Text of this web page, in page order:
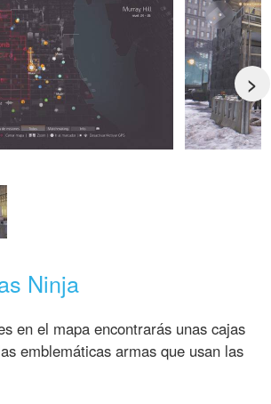
>
Ninja
en el mapa encontrarás unas cajas
emblemáticas armas que usan las